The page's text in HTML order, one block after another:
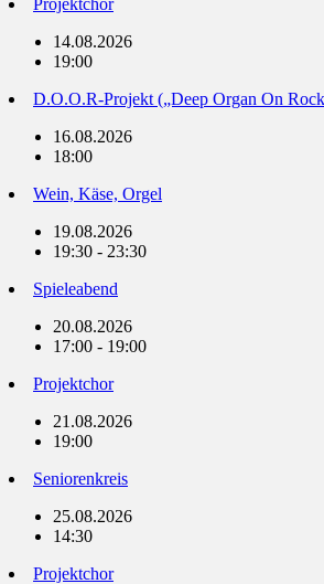
14.08.2026
19:00
D.O.O.R-Projekt („Deep Organ On
16.08.2026
18:00
Wein, Käse, Orgel
19.08.2026
19:30 - 23:30
Spieleabend
20.08.2026
17:00 - 19:00
Projektchor
21.08.2026
19:00
Seniorenkreis
25.08.2026
14:30
Projektchor